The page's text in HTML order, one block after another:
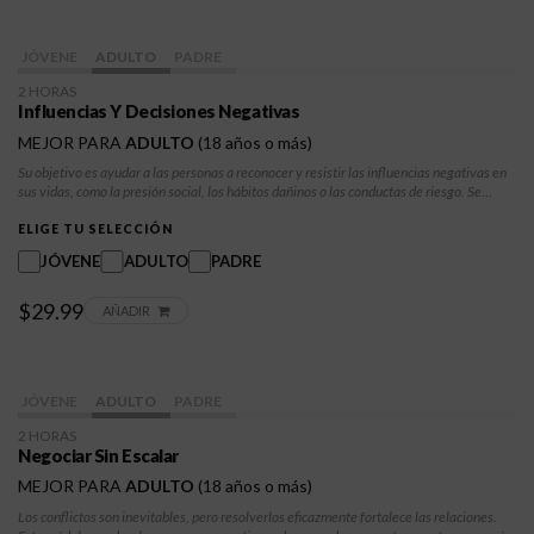
ADULTO
2 HORAS
Influencias Y Decisiones Negativas
MEJOR PARA ADULTO (18 años o más)
Su objetivo es ayudar a las personas a reconocer y resistir las influencias negativas en
sus vidas, como la presión social, los hábitos dañinos o las conductas de riesgo. Se
estrategias de afrontamiento positivas. Los participantes aprenderán a evaluar
situaciones, sopesar las consecuencias y tomar decisiones acordes con sus valores y
objetivos, lo que les permitirá llevar una vida más saludable.
ELIGE TU SELECCIÓN
JÓVENE ADULTO PADRE
$29.99 AÑADIR
ADULTO
2 HORAS
Negociar Sin Escalar
MEJOR PARA ADULTO (18 años o más)
Los conflictos son inevitables, pero resolverlos eficazmente fortalece las relaciones.